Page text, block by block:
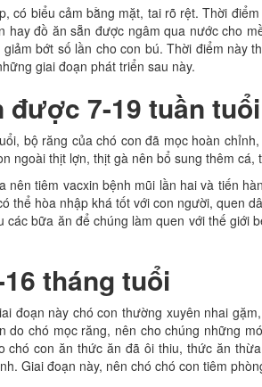
có biểu cảm bằng mặt, tai rõ rệt. Thời
hay đồ ăn sẵn được ngâm qua nước cho
bớt số lần cho con bú. Thời điểm này
giai đoạn phát triển sau này.
được 7-19 tuần tuổi
bộ răng của chó con đã mọc hoàn
ngoài thịt lợn, thịt gà nên bổ sung thêm
nên tiêm vacxin bệnh mũi lần hai và tiến
thể hòa nhập khá tốt với con người, quen
bữa ăn để chúng làm quen với thế giới
tháng tuổi
đoạn này chó con thường xuyên nhai
do chó mọc răng, nên cho chúng những
chó con ăn thức ăn đã ôi thiu, thức ăn
Giai đoạn này, nên chó chó con tiêm